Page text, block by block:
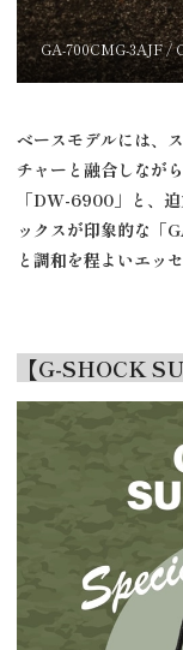
ベースモデルには、
チャーと融合しなが
「DW-6900 」と、
ックスが印象的な「
と調和を程よいエッ
【G-SHOCK